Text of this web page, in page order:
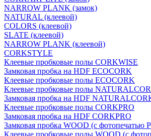
NARROW PLANK (замок)
NATURAL (клеевой)
COLORS (клеевой)
SLATE (клеевой)
NARROW PLANK (клеевой)
CORKSTYLE
Клеевые пробковые полы CORKWISE
Замковая пробка на HDF ECOCORK
Клеевые пробковые полы ECOCORK
Клеевые пробковые полы
Замковая пробка на HDF
Клеевые пробковые полы CORKPRO
Замковая пробка на HDF CORKPRO
Замковая пробка WOOD (с фотопечатью
Клеевые пробковые полы WOOD (с